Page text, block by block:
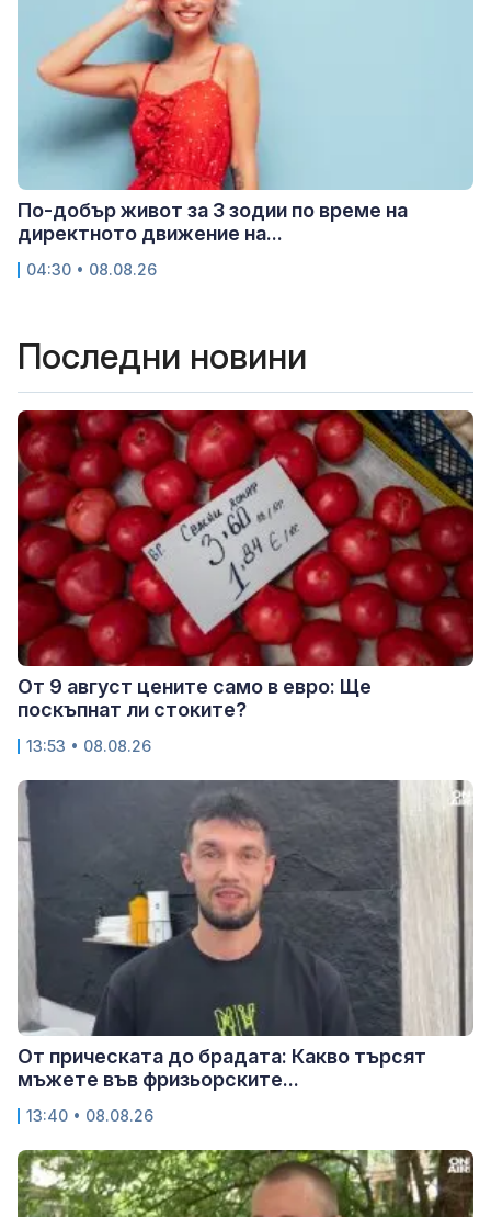
По-добър живот за 3 зодии по време на
директното движение на...
04:30 • 08.08.26
Последни новини
От 9 август цените само в евро: Ще
поскъпнат ли стоките?
13:53 • 08.08.26
От прическата до брадата: Какво търсят
мъжете във фризьорските...
13:40 • 08.08.26